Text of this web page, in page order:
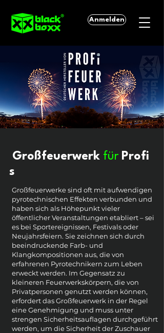
Anmelden
Großfeuerwerk für Profi
s
Großfeuerwerke sind oft mit aufwendigen
pyrotechnischen Effekten verbunden und
haben sich als Höhepunkt vieler
öffentlicher Veranstaltungen etabliert – sei
es bei Sportereignissen, Festivals oder
Neujahrsfeiern. Sie zeichnen sich durch
beeindruckende Farb- und
Klangkompositionen aus, die von
erfahrenen Pyrotechnikern zum Leben
erweckt werden. Im Gegensatz zu
kleineren Feuerwerkskörpern, die von
Privatpersonen genutzt werden können,
erfordert das Großfeuerwerk in der Regel
eine Genehmigung und muss unter
strengen Sicherheitsauflagen durchgeführt
werden, um die Sicherheit der Zuschauer